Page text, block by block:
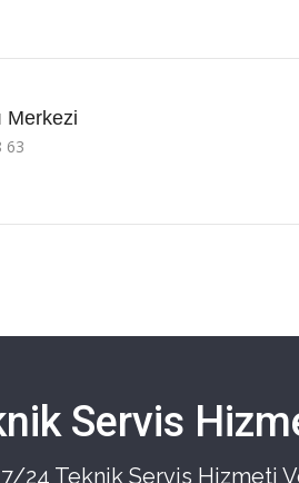
Merkezi
63
Servis
24 Teknik Servis Hizmeti